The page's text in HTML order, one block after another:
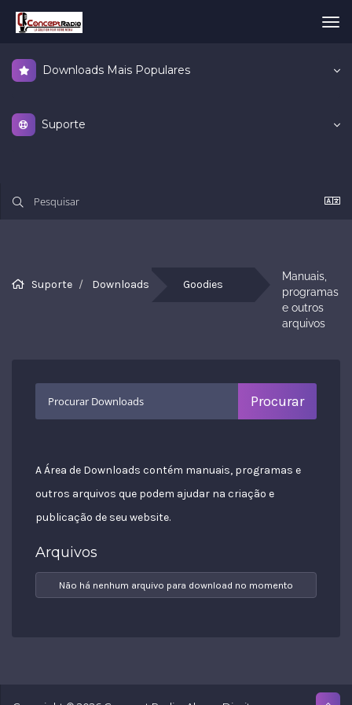
Downloads Mais Populares
Suporte
Suporte Downloads Goodies
Manuais,
programas
e outros
arquivos
A Área de Downloads contém manuais, programas e
outros arquivos que podem ajudar na criação e
publicação de seu website.
Arquivos
Não há nenhum arquivo para download no momento